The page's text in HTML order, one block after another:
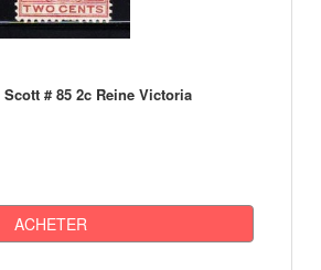
# 85 2c Reine Victoria
ACHETER